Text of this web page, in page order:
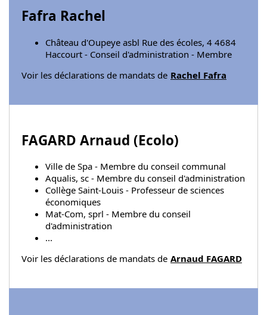
Fafra Rachel
Château d'Oupeye asbl Rue des écoles, 4 4684
Haccourt - Conseil d'administration - Membre
Voir les déclarations de mandats de Rachel Fafra
FAGARD Arnaud (Ecolo)
Ville de Spa - Membre du conseil communal
Aqualis, sc - Membre du conseil d'administration
Collège Saint-Louis - Professeur de sciences
économiques
Mat-Com, sprl - Membre du conseil
d'administration
...
Voir les déclarations de mandats de Arnaud FAGARD